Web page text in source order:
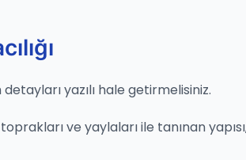
yazılı hale getirmelisiniz.
ve yaylaları ile tanınan